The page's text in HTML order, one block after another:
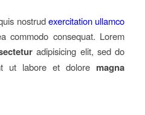
nostrudexercitation ullamco
commodo consequat. Lorem
adipisicing elit, sed do
ut labore et dolore magna